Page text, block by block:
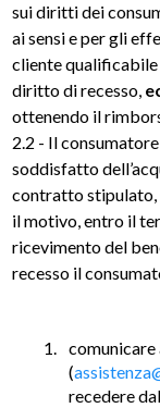
sui diritti dei
ai sensi e per gli
cliente
diritto di recesso,
ottenendo il
2.2 - Il
soddisfatto
contratto stipulato,
il motivo, entro il
ricevimento del
recesso il
comunicare
(
recedere